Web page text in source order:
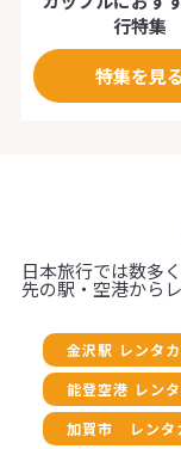
行特集
特集を見る
日本旅行では数多
先の駅・空港から
金沢駅 レンタ
能登空港 レン
加賀市 レンタ